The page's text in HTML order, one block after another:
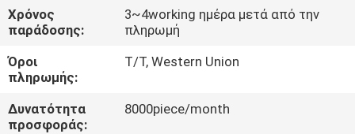
ΜΕ
ΕΙΔΉΣΕΙΣ
ΖΗΤΉΣΤΕ
Χρόνος
παράδοσης:
3~4working ημέρα μετά από την
πληρωμή
Όροι
πληρωμής:
T/T, Western Union
Δυνατότητα
προσφοράς:
8000piece/month